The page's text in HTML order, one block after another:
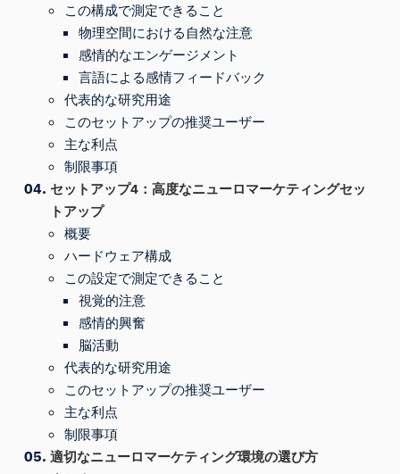
この構成で測定できること
物理空間における自然な注意
感情的なエンゲージメント
言語による感情フィードバック
代表的な研究用途
このセットアップの推奨ユーザー
主な利点
制限事項
セットアップ4：高度なニューロマーケティングセッ
トアップ
概要
ハードウェア構成
この設定で測定できること
視覚的注意
感情的興奮
脳活動
代表的な研究用途
このセットアップの推奨ユーザー
主な利点
制限事項
適切なニューロマーケティング環境の選び方